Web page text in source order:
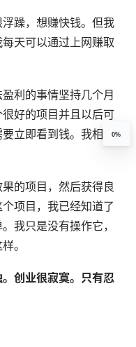
躁，想赚快钱。但我
天可以通过上网赚取
利的事情坚持几个月
好的项目并且以后可
立即看到钱。我相信
的项目，然后获得良
项目，我已经知道了
我只是没有操作它，
。
创业很寂寞。只有忍
0%